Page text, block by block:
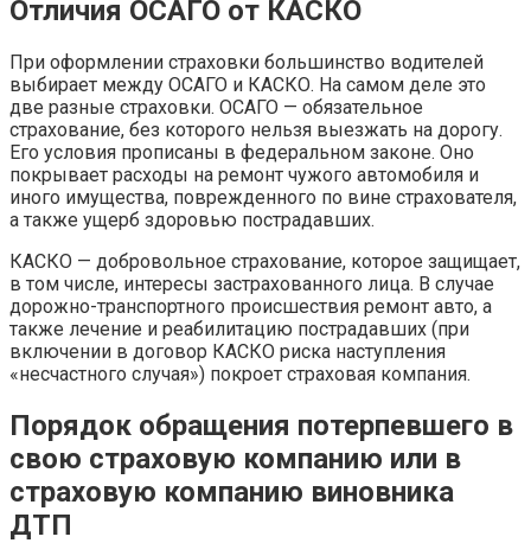
Отличия ОСАГО от КАСКО
При оформлении страховки большинство водителей
выбирает между ОСАГО и КАСКО. На самом деле это
две разные страховки. ОСАГО — обязательное
страхование, без которого нельзя выезжать на дорогу.
Его условия прописаны в федеральном законе. Оно
покрывает расходы на ремонт чужого автомобиля и
иного имущества, поврежденного по вине страхователя,
а также ущерб здоровью пострадавших.
КАСКО — добровольное страхование, которое защищает,
в том числе, интересы застрахованного лица. В случае
дорожно-транспортного происшествия ремонт авто, а
также лечение и реабилитацию пострадавших (при
включении в договор КАСКО риска наступления
«несчастного случая») покроет страховая компания.
Порядок обращения потерпевшего в
свою страховую компанию или в
страховую компанию виновника
ДТП